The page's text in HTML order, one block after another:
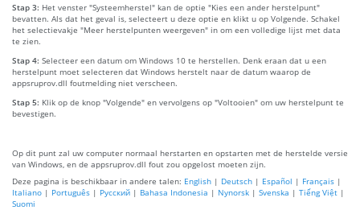
Stap 3: Het venster "Systeemherstel" kan de optie "Kies een ander herstelpunt"
bevatten. Als dat het geval is, selecteert u deze optie en klikt u op Volgende. Schakel
het selectievakje "Meer herstelpunten weergeven" in om een volledige lijst met data
te zien.
Stap 4: Selecteer een datum om Windows 10 te herstellen. Denk eraan dat u een
herstelpunt moet selecteren dat Windows herstelt naar de datum waarop de
appsruprov.dll foutmelding niet verscheen.
Stap 5: Klik op de knop "Volgende" en vervolgens op "Voltooien" om uw herstelpunt te
bevestigen.
Op dit punt zal uw computer normaal herstarten en opstarten met de herstelde versie
van Windows, en de appsruprov.dll fout zou opgelost moeten zijn.
Deze pagina is beschikbaar in andere talen: English | Deutsch | Español | Français |
Italiano | Português | Русский | Bahasa Indonesia | Nynorsk | Svenska | Tiếng Việt |
Suomi